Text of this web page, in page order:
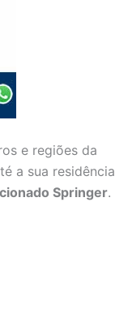
e regiões da
a sua residência
Springer.